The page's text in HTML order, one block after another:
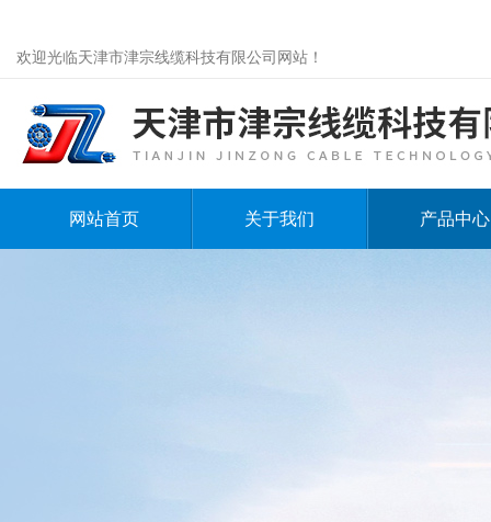
欢迎光临天津市津宗线缆科技有限公司网站！
网站首页 关于我们 产品中心